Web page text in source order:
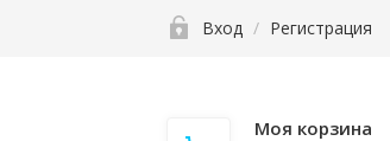
Вход / Регистрация
Моя корзина